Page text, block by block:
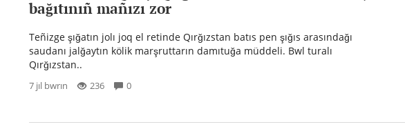
bağıtınıñ mañızı zor
Teñizge şığatın jolı joq el retinde Qırğızstan batıs pen şığıs arasındağı
saudanı jalğaytın kölik marşruttarın damıtuğa müddeli. Bwl turalı
Qırğızstan..
7 jıl bwrın 236 0